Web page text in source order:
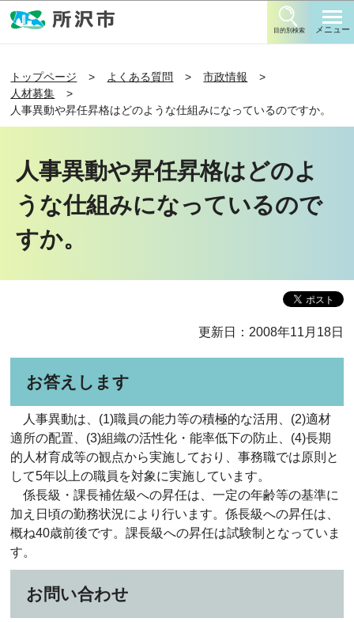
目的別検索 メニュー
トップページ よくある質問
市政情報
人材募集
人事異動や昇任昇格はどのような仕組みになっているのですか。
人事異動や昇任昇格はどのよ
うな仕組みになっているので
すか。
更新日：2008年11月18日
お答えします
人事異動は、(1)職員の能力等の積極的な活用、(2)適材
適所の配置、(3)組織の活性化・能率低下の防止、(4)長期
的人材育成等の観点から実施しており、事務職では原則と
して5年以上の職員を対象に実施しています。
係長級・課長補佐級への昇任は、一定の年齢等の基準に
加え日頃の勤務状況により行います。係長級への昇任は、
概ね40歳前後です。課長級への昇任は試験制となっていま
す。
お問い合わせ